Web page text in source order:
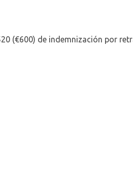
(€600) de indemnización por